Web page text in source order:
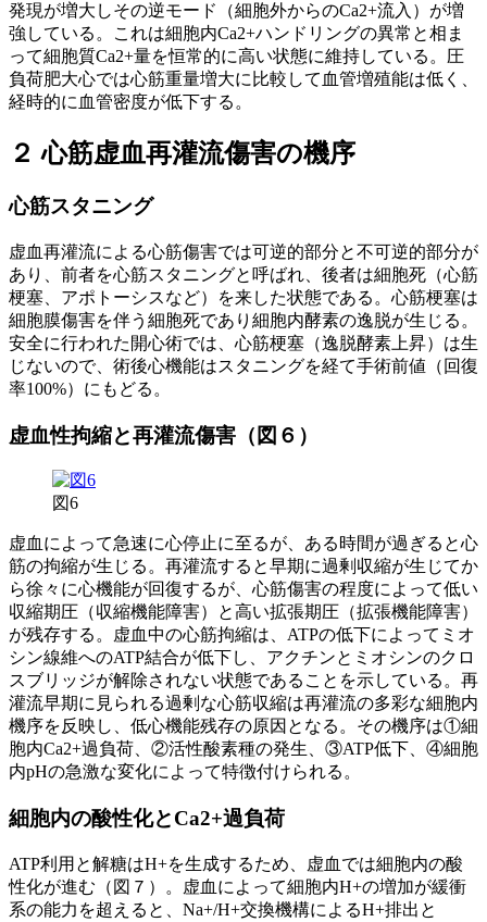
発現が増大しその逆モード（細胞外からのCa2+流入）が増
強している。これは細胞内Ca2+ハンドリングの異常と相ま
って細胞質Ca2+量を恒常的に高い状態に維持している。圧
負荷肥大心では心筋重量増大に比較して血管増殖能は低く、
経時的に血管密度が低下する。
２ 心筋虚血再灌流傷害の機序
心筋スタニング
虚血再灌流による心筋傷害では可逆的部分と不可逆的部分が
あり、前者を心筋スタニングと呼ばれ、後者は細胞死（心筋
梗塞、アポトーシスなど）を来した状態である。心筋梗塞は
細胞膜傷害を伴う細胞死であり細胞内酵素の逸脱が生じる。
安全に行われた開心術では、心筋梗塞（逸脱酵素上昇）は生
じないので、術後心機能はスタニングを経て手術前値（回復
率100%）にもどる。
虚血性拘縮と再灌流傷害（図６）
図6
虚血によって急速に心停止に至るが、ある時間が過ぎると心
筋の拘縮が生じる。再灌流すると早期に過剰収縮が生じてか
ら徐々に心機能が回復するが、心筋傷害の程度によって低い
収縮期圧（収縮機能障害）と高い拡張期圧（拡張機能障害）
が残存する。虚血中の心筋拘縮は、ATPの低下によってミオ
シン線維へのATP結合が低下し、アクチンとミオシンのクロ
スブリッジが解除されない状態であることを示している。再
灌流早期に見られる過剰な心筋収縮は再灌流の多彩な細胞内
機序を反映し、低心機能残存の原因となる。その機序は①細
胞内Ca2+過負荷、②活性酸素種の発生、③ATP低下、④細胞
内pHの急激な変化によって特徴付けられる。
細胞内の酸性化とCa2+過負荷
ATP利用と解糖はH+を生成するため、虚血では細胞内の酸
性化が進む（図７）。虚血によって細胞内H+の増加が緩衝
系の能力を超えると、Na+/H+交換機構によるH+排出と